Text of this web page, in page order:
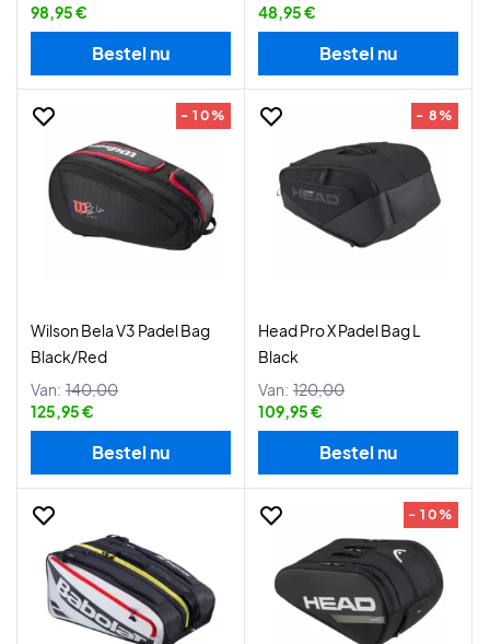
98,95 €
Bestel nu
48,95 €
Bestel nu
- 10%
Wilson Bela V3 Padel Bag
Black/Red
Van: 140,00
125,95 €
Bestel nu
- 8%
Head Pro X Padel Bag L
Black
Van: 120,00
109,95 €
Bestel nu
- 10%